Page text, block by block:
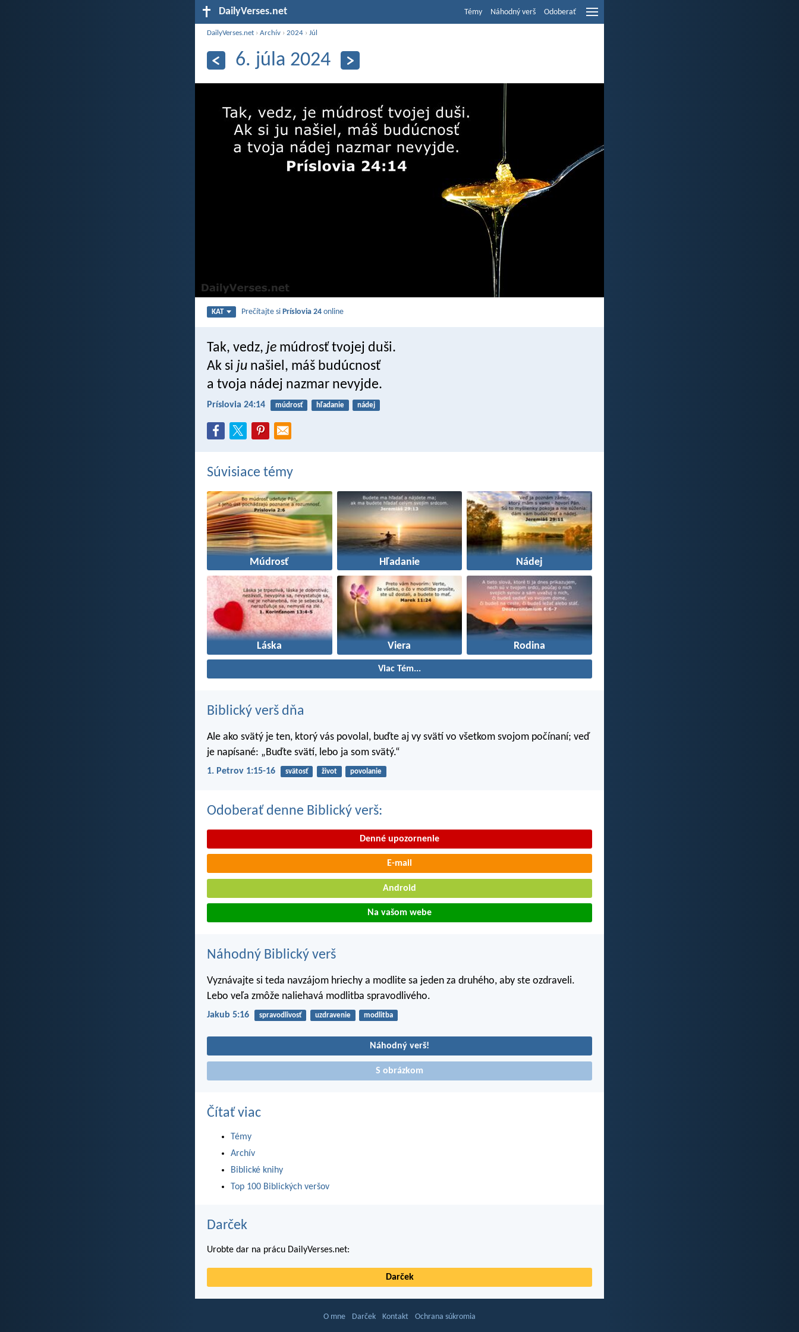
DailyVerses.net Témy Náhodný verš Odoberať
DailyVerses.net ›Archív ›2024 ›Júl
6. júla 2024
KAT Prečítajte siPríslovia 24 online
Tak, vedz, je múdrosť tvojej duši.
Ak si ju našiel, máš budúcnosť
a tvoja nádej nazmar nevyjde.
Príslovia 24:14 múdrosť hľadanie nádej
Súvisiace témy
Múdrosť Hľadanie Nádej
Láska Viera Rodina
Viac Tém...
Biblický verš dňa
Ale ako svätý je ten, ktorý vás povolal, buďte aj vy svätí vo všetkom svojom počínaní; veď
je napísané: „Buďte svätí, lebo ja som svätý.“
1. Petrov 1:15-16 svätosť život povolanie
Odoberať denne Biblický verš:
Denné upozornenie
E-mail
Android
Na vašom webe
Náhodný Biblický verš
Vyznávajte si teda navzájom hriechy a modlite sa jeden za druhého, aby ste ozdraveli.
Lebo veľa zmôže naliehavá modlitba spravodlivého.
Jakub 5:16 spravodlivosť uzdravenie modlitba
Náhodný verš!
S obrázkom
Čítať viac
Témy
Archív
Biblické knihy
Top 100 Biblických veršov
Darček
Urobte dar na prácu DailyVerses.net:
Darček
O mne Darček Kontakt Ochrana súkromia